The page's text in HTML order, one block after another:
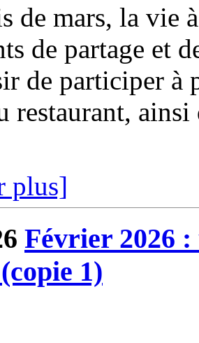
de mars, la vie
de partage et
de participer à
restaurant,
plus]
Février 2026
1)